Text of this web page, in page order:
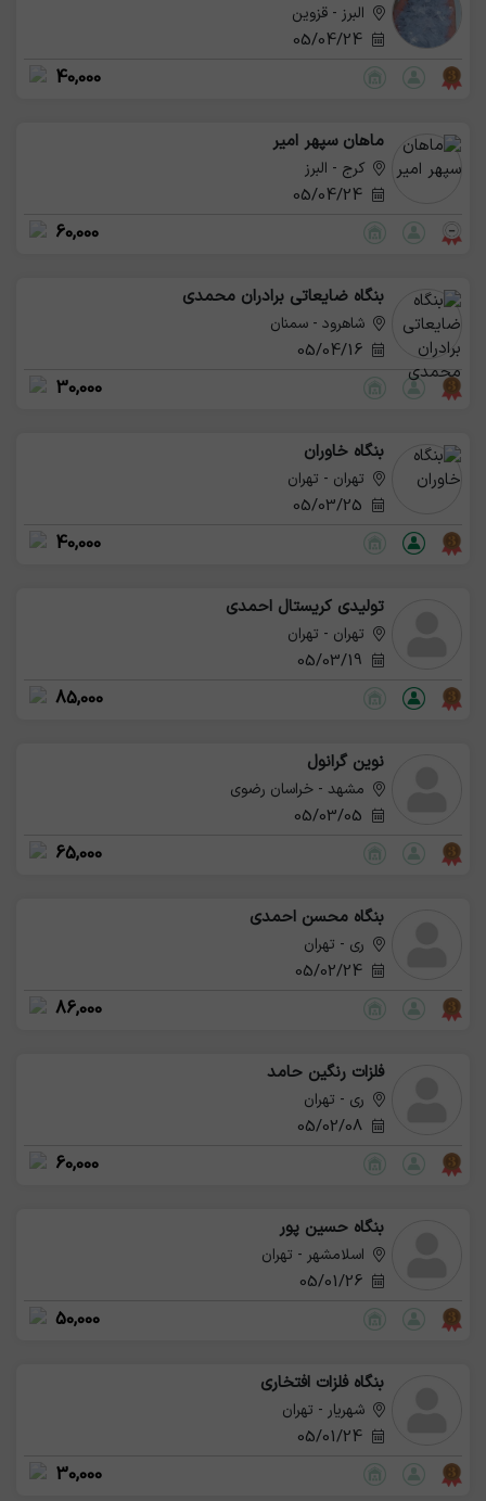
البرز - قزوین
05/04/24
40,000
ماهان سپهر امیر
کرج - البرز
05/04/24
60,000
بنگاه ضایعاتی برادران محمدی
شاهرود - سمنان
05/04/16
30,000
بنگاه خاوران
تهران - تهران
40,000
تولیدی کریستال احمدی
تهران - تهران
85,000
نوین گرانول
مشهد - خراسان رضوی
65,000
بنگاه محسن احمدی
ری - تهران
05/02/24
86,000
فلزات رنگین حامد
ری - تهران
05/02/08
60,000
بنگاه حسین پور
اسلامشهر - تهران
05/01/26
50,000
بنگاه فلزات افتخاری
شهریار - تهران
05/01/24
30,000